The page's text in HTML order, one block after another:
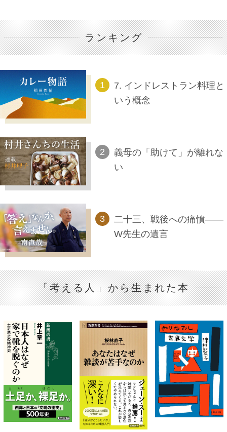
ランキング
7. インドレストラン料理と
いう概念
義母の「助けて」が離れな
い
二十三、戦後への痛憤――
W先生の遺言
「考える人」から生まれた本